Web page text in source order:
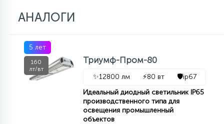
АНАЛОГИ
5 лет
160
лт/вт
Триумф-Пром-80
✨12800 лм ⚡80 вт 🛡️ip67
Идеальный диодный светильник IP65
производственного типа для
освещения промышленный
объектов